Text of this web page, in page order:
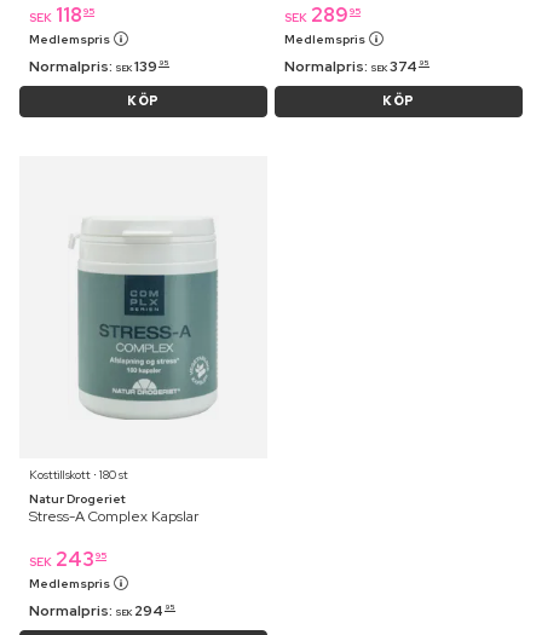
SEK 118 95
Medlemspris
Normalpris: SEK 139 95
KÖP
SEK 289 95
Medlemspris
Normalpris: SEK 374 95
KÖP
Kosttillskott ⋅ 180 st
Natur Drogeriet
Stress-A Complex Kapslar
SEK 243 95
Medlemspris
Normalpris: SEK 294 95